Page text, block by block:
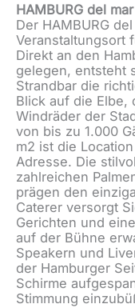
HAMBURG del mar
Der HAMBURG
Veranstaltungsort
Direkt an den
gelegen, entsteht
Strandbar die
Blick auf die Elbe,
Windräder der
von bis zu 1.000
m2 ist die
Adresse. Die
zahlreichen
prägen den
Caterer versorgt
Gerichten und
auf der Bühne
Speakern und
der Hamburger
Schirme
Stimmung